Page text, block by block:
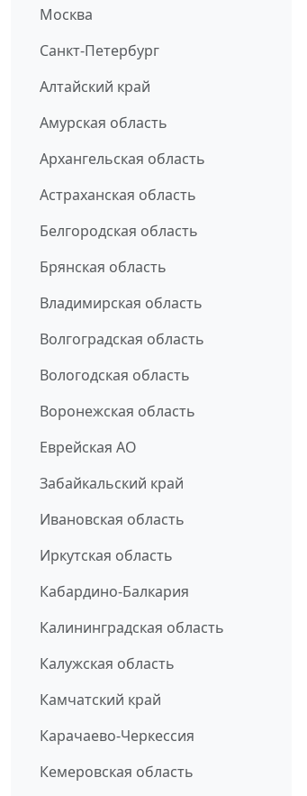
Москва
Санкт-Петербург
Алтайский край
Амурская область
Архангельская область
Астраханская область
Белгородская область
Брянская область
Владимирская область
Волгоградская область
Вологодская область
Воронежская область
Еврейская АО
Забайкальский край
Ивановская область
Иркутская область
Кабардино-Балкария
Калининградская область
Калужская область
Камчатский край
Карачаево-Черкессия
Кемеровская область